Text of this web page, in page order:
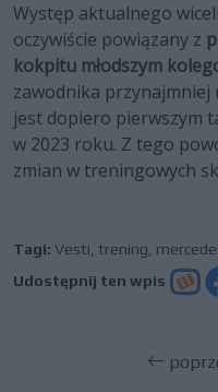
Występ aktualnego
oczywiście powiązany z
kokpitu młodszym
zawodnika przynajmniej
jest dopiero pierwszym
w 2023 roku. Z tego
zmian w treningowych
Tagi: Vesti trening
Udostępnij ten wpis